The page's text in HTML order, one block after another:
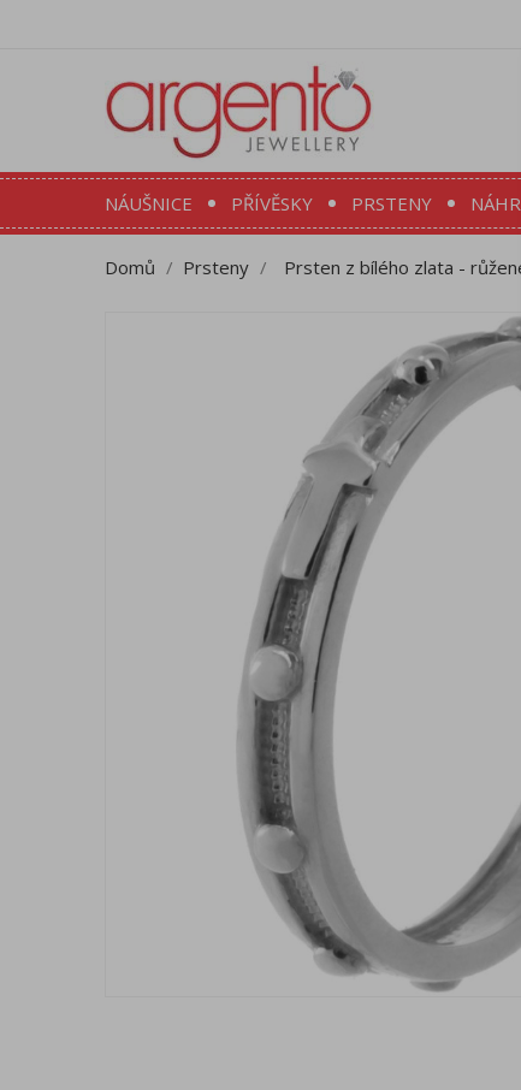
NÁUŠNICE PŘÍVĚSKY PRSTENY
Domů Prsteny Prsten z bílého zlata -